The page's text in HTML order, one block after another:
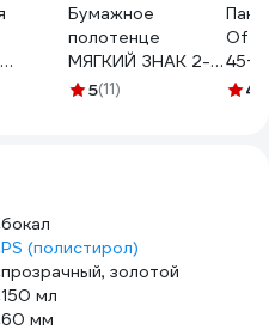
Бумажное
полотенце
МЯГКИЙ ЗНАК 2-
сл 1 рул/уп mr.big
5(11)
мкм4.9
бокал
PS (полистирол)
прозрачный, золотой
150 мл
60 мм